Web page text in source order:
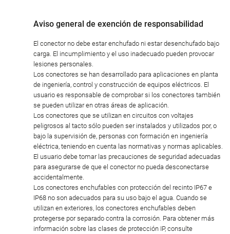
Aviso general de exención de responsabilidad
El conector no debe estar enchufado ni estar desenchufado bajo
carga. El incumplimiento y el uso inadecuado pueden provocar
lesiones personales.
Los conectores se han desarrollado para aplicaciones en planta
de ingeniería, control y construcción de equipos eléctricos. El
usuario es responsable de comprobar si los conectores también
se pueden utilizar en otras áreas de aplicación.
Los conectores que se utilizan en circuitos con voltajes
peligrosos al tacto sólo pueden ser instalados y utilizados por, o
bajo la supervisión de, personas con formación en ingeniería
eléctrica, teniendo en cuenta las normativas y normas aplicables.
El usuario debe tomar las precauciones de seguridad adecuadas
para asegurarse de que el conector no pueda desconectarse
accidentalmente.
Los conectores enchufables con protección del recinto IP67 e
IP68 no son adecuados para su uso bajo el agua. Cuando se
utilizan en exteriores, los conectores enchufables deben
protegerse por separado contra la corrosión. Para obtener más
información sobre las clases de protección IP, consulte